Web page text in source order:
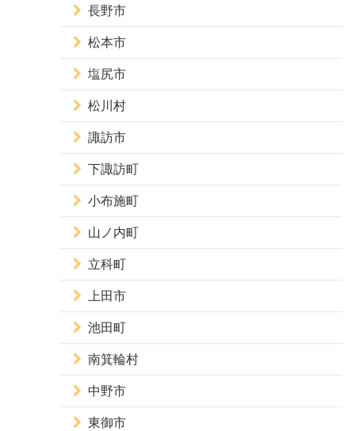
長野市
松本市
塩尻市
松川村
諏訪市
下諏訪町
小布施町
山ノ内町
立科町
上田市
池田町
南箕輪村
中野市
東御市